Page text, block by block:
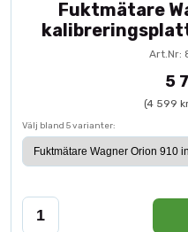
Fuktmätare
Art.Nr:
5
(4 599
Välj bland 5 varianter: